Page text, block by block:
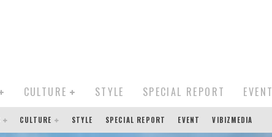
CULTURE STYLE SPECIAL REPORT EVENT
CULTURE STYLE SPECIAL REPORT EVENT VIBIZMEDIA